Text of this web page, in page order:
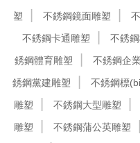
塑
不銹鋼鏡面雕塑
不銹鋼卡通雕塑
不銹
銹鋼體育雕塑
不銹鋼企
銹鋼黨建雕塑
不銹鋼標
雕塑
不銹鋼大型雕塑
雕塑
不銹鋼蒲公英雕塑